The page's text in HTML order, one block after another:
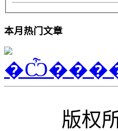
本月热门文章
版权